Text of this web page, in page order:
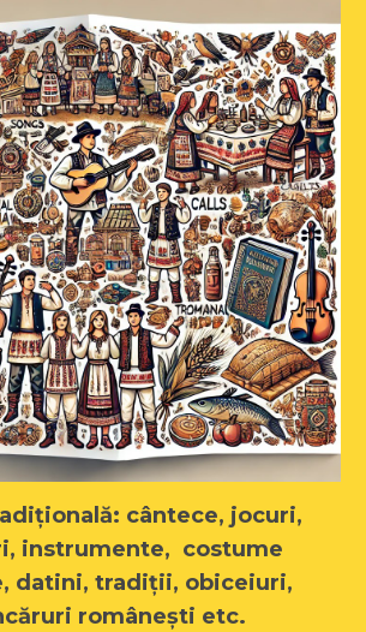
cântece, jocuri,
instrumente, costume
datini, tradiții, obiceiuri,
românești etc.